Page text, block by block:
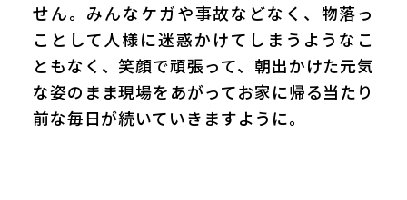
せん。みんなケガや事故などなく、物落っ
ことして人様に迷惑かけてしまうようなこ
ともなく、笑顔で頑張って、朝出かけた元気
な姿のまま現場をあがってお家に帰る当たり
前な毎日が続いていきますように。